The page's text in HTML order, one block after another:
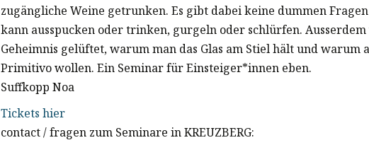
zugängliche Weine getrunken. Es gibt dabei keine dummen
kann ausspucken oder trinken, gurgeln oder schlürfen.
Geheimnis gelüftet, warum man das Glas am Stiel hält und warum
Primitivo wollen. Ein Seminar für Einsteiger*innen eben.
Suffkopp Noa
Tickets hier
contact / fragen zum Seminare in KREUZBERG: